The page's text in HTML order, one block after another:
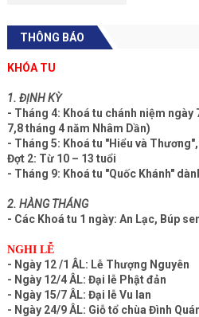
THÔNG BÁO
KHÓA TU
1. ĐỊNH KỲ
- Tháng 4: Khoá tu chánh niệm
7,8 tháng 4 năm Nhâm Dần)
- Tháng 5: Khoá tu "Hiểu và
Đợt 2: Từ 10 – 13 tuổi
- Tháng 9: Khoá tu "Quốc Khánh"
2. HÀNG THÁNG
- Các Khoá tu 1 ngày: An Lạc, Búp
NGHI LỄ
- Ngày 12 /1 ÂL: Lễ Thượng Nguyên
- Ngày 12/4 ÂL: Đại lễ Phật đản
- Ngày 15/7 ÂL: Đại lễ Vu lan
- Ngày 24/9 ÂL: Giỗ tổ chùa Đình